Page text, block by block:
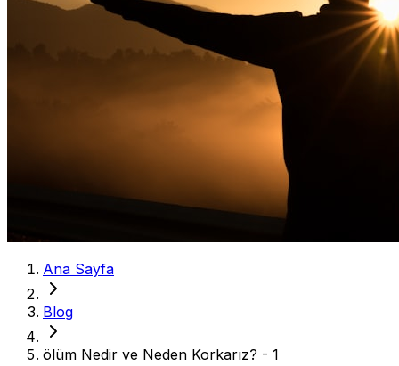
Ana Sayfa
Blog
ölüm Nedir ve Neden Korkarız? - 1